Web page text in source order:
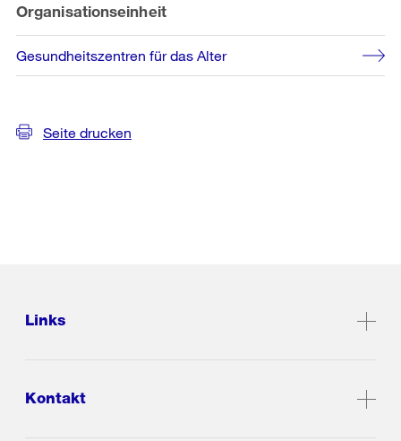
Organisationseinheit
Gesundheitszentren für das Alter
Seite drucken
Links
Kontakt